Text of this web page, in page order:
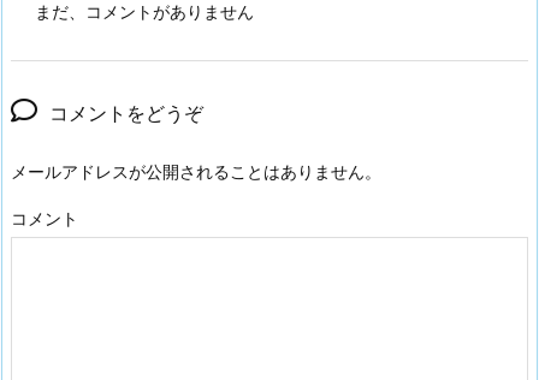
まだ、コメントがありません
コメントをどうぞ
メールアドレスが公開されることはありません。
コメント